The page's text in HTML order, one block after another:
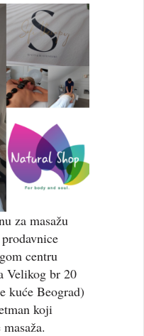
za masažu
centru
Velikog br 20
kuće Beograd)
koji